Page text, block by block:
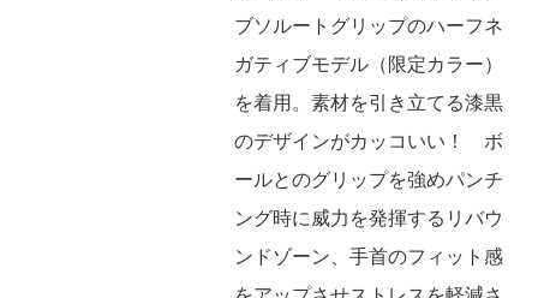
ブソルートグリップのハーフネ
ガティブモデル（限定カラー）
を着用。素材を引き立てる漆黒
のデザインがカッコいい！ ボ
ールとのグリップを強めパンチ
ング時に威力を発揮するリバウ
ンドゾーン、手首のフィット感